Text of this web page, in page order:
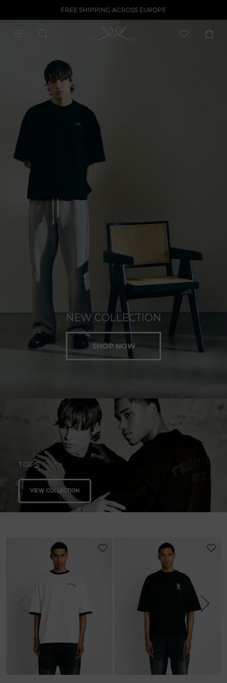
FREE SHIPPING ACROSS EUROPE
NEW COLLECTION
SHOP NOW
TOPS
VIEW COLLECTION
Next